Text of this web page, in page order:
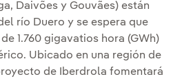
Daivões y Gouvães) están
río Duero y se espera que
1.760 gigavatios hora (GWh)
Ubicado en una región de
de Iberdrola fomentará